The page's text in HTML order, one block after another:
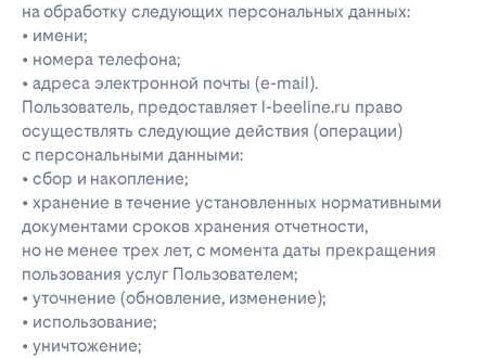
на обработку следующих персональных данных:
• имени;
• номера телефона;
• адреса электронной почты (e-mail).
Пользователь, предоставляет l-beeline.ru право
осуществлять следующие действия (операции)
с персональными данными:
• сбор и накопление;
• хранение в течение установленных нормативными
документами сроков хранения отчетности,
но не менее трех лет, с момента даты прекращения
пользования услуг Пользователем;
• уточнение (обновление, изменение);
• использование;
• уничтожение;